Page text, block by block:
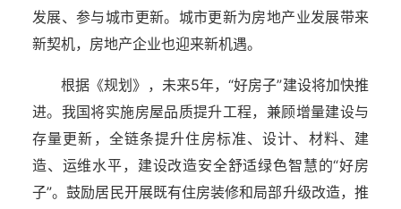
发展、参与城市更新。城市更新为房地产业发展带来
新契机，房地产企业也迎来新机遇。
根据《规划》，未来5年，“好房子”建设将加快推
进。我国将实施房屋品质提升工程，兼顾增量建设与
存量更新，全链条提升住房标准、设计、材料、建
造、运维水平，建设改造安全舒适绿色智慧的“好房
子”。鼓励居民开展既有住房装修和局部升级改造，推